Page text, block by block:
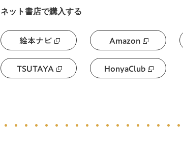
ネット書店で購入する
絵本ナビ Amazon
TSUTAYA HonyaClub